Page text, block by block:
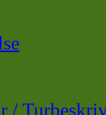
/